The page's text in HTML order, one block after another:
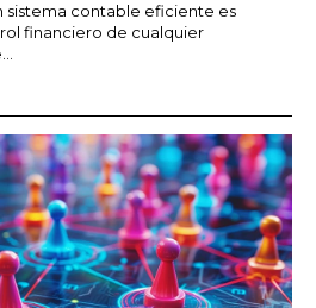
sistema contable eficiente es
financiero de cualquier